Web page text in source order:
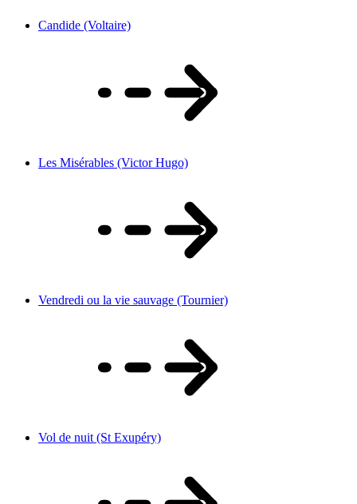
Candide (Voltaire)
Les Misérables (Victor Hugo)
Vendredi ou la vie sauvage (Tournier)
Vol de nuit (St Exupéry)